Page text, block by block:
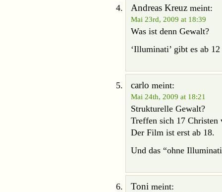
Andreas Kreuz meint:
Mai 23rd, 2009 at 18:39
Was ist denn Gewalt?
‘Illuminati’ gibt es ab 12
carlo meint:
Mai 24th, 2009 at 18:21
Strukturelle Gewalt?
Treffen sich 17
Der Film ist erst ab 18.
Und das “ohne
Toni meint: